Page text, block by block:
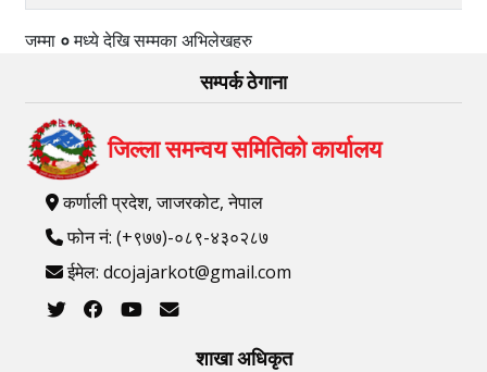
जम्मा ०मध्येदेखिसम्मका अभिलेखहरु
सम्पर्क ठेगाना
जिल्ला समन्वय समितिको कार्यालय
कर्णाली प्रदेश, जाजरकोट, नेपाल
फोन नं: (+९७७)-०८९-४३०२८७
ईमेल: dcojajarkot@gmail.com
शाखा अधिकृत